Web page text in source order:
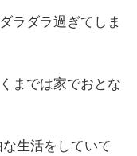
ラダラ過ぎてしま
までは家でおとな
生活をしていて